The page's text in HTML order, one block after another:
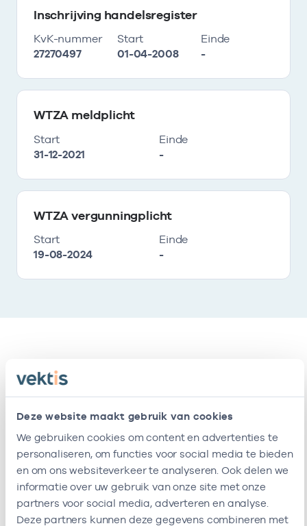
Deze website maakt gebruik van cookies
We gebruiken cookies om content en advertenties te
personaliseren, om functies voor social media te bieden
en om ons websiteverkeer te analyseren. Ook delen we
informatie over uw gebruik van onze site met onze
partners voor social media, adverteren en analyse.
Deze partners kunnen deze gegevens combineren met
Inschrijving handelsregister
KvK-nummer
27270497
Start
01-04-2008
Einde
-
WTZA meldplicht
Start
31-12-2021
Einde
-
WTZA vergunningplicht
Start
19-08-2024
Einde
-
Vestigingen
vestigingen
Naam Adres AGB-code Start
Praktijk
Lorentz-
Madurastraat
4
- 01-04-2008